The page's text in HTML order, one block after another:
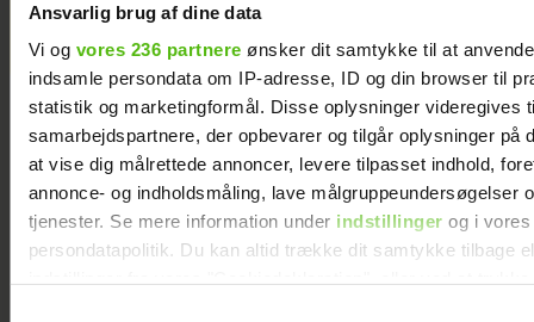
Ansvarlig brug af dine data
Vi og vores 236 partnere ønsker dit samtykke til at
indsamle persondata om IP-adresse, ID og din browser til
statistik og marketingformål. Disse oplysninger videregives
samarbejdspartnere, der opbevarer og tilgår oplysninger på
at vise dig målrettede annoncer, levere tilpasset indhold,
annonce- og indholdsmåling, lave målgruppeundersøgelser
tjenester. Se mere information under indstillinger og i vores
persondatapolitik. Du kan altid trække dit samtykke tilbage
Blev kun 27 år